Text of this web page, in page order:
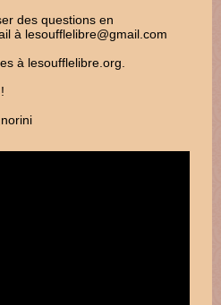
des questions en
à lesoufflelibre@gmail.com
à lesoufflelibre.org.